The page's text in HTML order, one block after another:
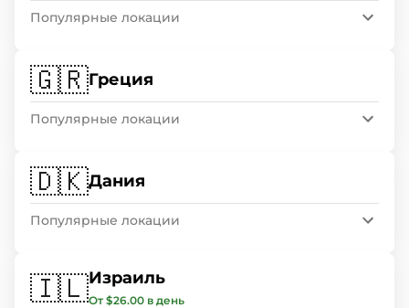
Популярные локации
🇬🇷Греция
Популярные локации
🇩🇰Дания
Популярные локации
🇮🇱Израиль
От $26.00 в день